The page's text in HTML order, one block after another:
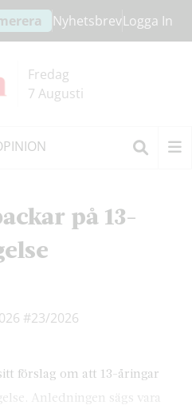
NyhetsbrevLogga In
Fredag
7 Augusti
på 13-
#23/2026
förslag om att 13-åringar
Anledningen sägs vara